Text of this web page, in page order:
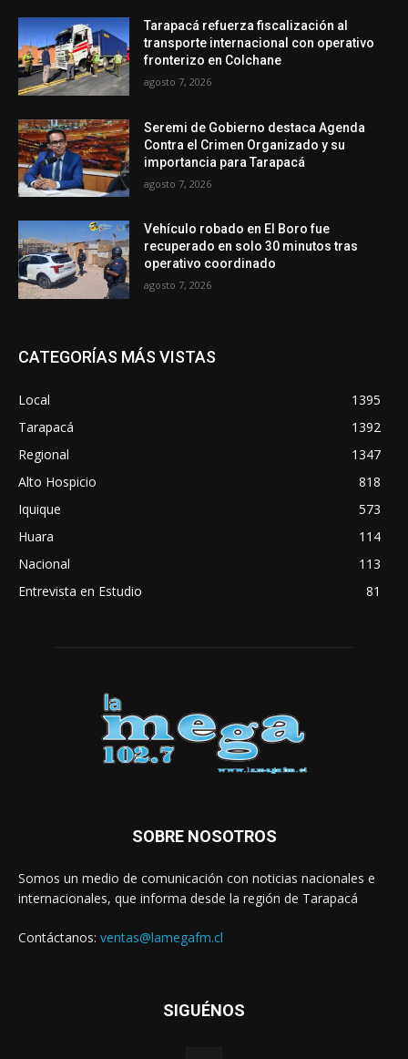
Tarapacá refuerza fiscalización al
transporte internacional con operativo
fronterizo en Colchane
agosto 7, 2026
Seremi de Gobierno destaca Agenda
Contra el Crimen Organizado y su
importancia para Tarapacá
agosto 7, 2026
Vehículo robado en El Boro fue
recuperado en solo 30 minutos tras
operativo coordinado
agosto 7, 2026
CATEGORÍAS MÁS VISTAS
Local
1395
Tarapacá
1392
Regional
1347
Alto Hospicio
818
Iquique
573
Huara
114
Nacional
113
Entrevista en Estudio
81
SOBRE NOSOTROS
Somos un medio de comunicación con noticias nacionales e
internacionales, que informa desde la región de Tarapacá
Contáctanos: ventas@lamegafm.cl
SIGUÉNOS